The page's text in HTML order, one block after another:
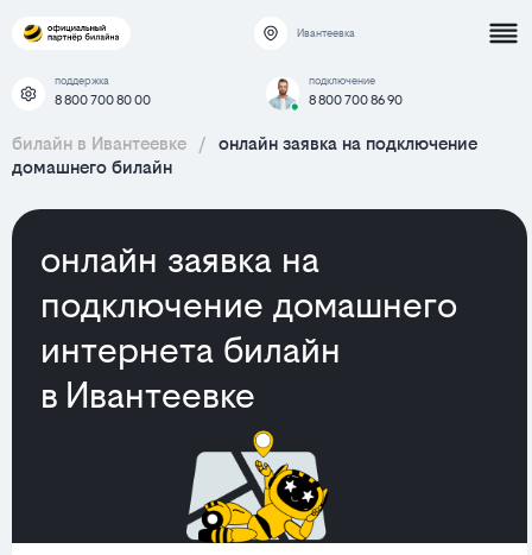
Ивантеевка
поддержка
8 800 700 80 00
подключение
8 800 700 86 90
билайн в Ивантеевке /
онлайн заявка на подключение
домашнего билайн
онлайн заявка на
подключение домашнего
интернета билайн
в Ивантеевке